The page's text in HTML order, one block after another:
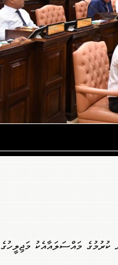
މައްސަލައާއެކު މަޖިލީހުގެ